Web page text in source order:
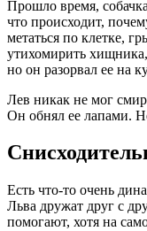
Прошло время,
что происходит,
метаться по клетке,
утихомирить
но он разорвал ее на
Лев никак не мог
Он обнял ее лапами.
Есть что-то очень
Льва дружат друг с
помогают, хотя на